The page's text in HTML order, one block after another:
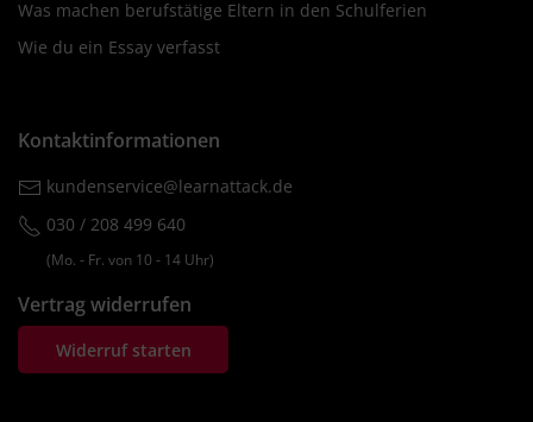
Was machen berufstätige Eltern in den Schulferien
Wie du ein Essay verfasst
Kontaktinformationen
kundenservice@learnattack.de
030 / 208 499 640
(Mo. ‐ Fr. von 10 ‐ 14 Uhr)
Vertrag widerrufen
Widerruf starten